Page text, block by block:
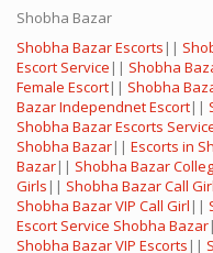
Shobha Bazar
Shobha Bazar Escorts ||
Escort Service || Shobha
Female Escort|| Shobha
Bazar Independnet Escort||
Shobha Bazar Escorts
Shobha Bazar|| Escorts in
Bazar|| Shobha Bazar
Girls || Shobha Bazar Call Girl
Shobha Bazar VIP Call Girl ||
Escort Service Shobha Bazar
Shobha Bazar VIP Escorts ||